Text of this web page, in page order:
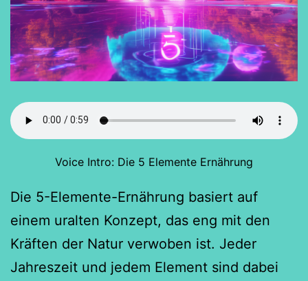
Voice Intro: Die 5 Elemente Ernährung
Die 5-Elemente-Ernährung basiert auf
einem uralten Konzept, das eng mit den
Kräften der Natur verwoben ist. Jeder
Jahreszeit und jedem Element sind dabei